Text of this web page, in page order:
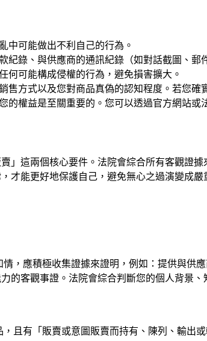
中可能做出不利自己的行為。
紀錄、與供應商的通訊紀錄（如對話截圖、
何可能構成侵權的行為，避免損害擴大。
售方式以及您對商品真偽的認知程度。若您確
的權益是至關重要的。您可以透過官方網站或
」這兩個核心要件。法院會綜合所有客觀證
才能更好地保護自己，避免無心之過演變成嚴
，應積極收集證據來證明，例如：提供與
的客觀事證。法院會綜合判斷您的個人背景、
且有「販賣或意圖販賣而持有、陳列、輸出